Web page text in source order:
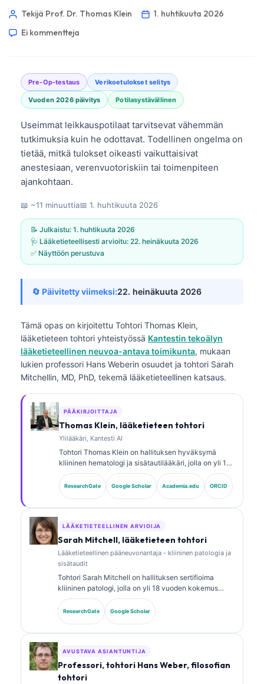
Tekijä Prof. Dr. Thomas Klein
1. huhtikuuta 2026
Ei kommentteja
Pre-Op-testaus Verikoetulokset selitys
Vuoden 2026 päivitys Potilasystävällinen
Useimmat leikkauspotilaat tarvitsevat vähemmän
tutkimuksia kuin he odottavat. Todellinen ongelma on
tietää, mitkä tulokset oikeasti vaikuttaisivat
anestesiaan, verenvuotoriskiin tai toimenpiteen
ajankohtaan.
📖 ~11 minuuttia📅 1. huhtikuuta 2026
📝 Julkaistu: 1. huhtikuuta 2026
🩺 Lääketieteellisesti arvioitu: 22. heinäkuuta 2026
✅ Näyttöön perustuva
🔄 Päivitetty viimeksi:22. heinäkuuta 2026
Tämä opas on kirjoitettu Tohtori Thomas Klein,
lääketieteen tohtori yhteistyössä Kantestin tekoälyn
lääketieteellinen neuvoa-antava toimikunta, mukaan
lukien professori Hans Weberin osuudet ja tohtori Sarah
Mitchellin, MD, PhD, tekemä lääketieteellinen katsaus.
PÄÄKIRJOITTAJA
Thomas Klein, lääketieteen tohtori
Ylilääkäri, Kantesti AI
Tohtori Thomas Klein on hallituksen hyväksymä
kliininen hematologi ja sisätautilääkäri, jolla on yli 15
vuoden kokemus laboratoriolääketieteestä ja
tekoälyavusteisesta kliinisestä analyysistä.
Lääketieteellisena johtajana (Chief Medical Officer)
tarkkuutta. Tohtori Klein on julkaissut laajasti
biomarkkereiden tulkinnasta ja
laboratoriolääketieteen aiheista.
ResearchGate Google Scholar Academia.edu ORCID
LÄÄKETIETEELLINEN ARVIOIJA
Sarah Mitchell, lääketieteen tohtori
Lääketieteellinen pääneuvonantaja - kliininen patologia ja
sisätaudit
Tohtori Sarah Mitchell on hallituksen sertifioima
kliininen patologi, jolla on yli 18 vuoden kokemus
laboratoriolääketieteestä ja diagnostisesta
analyysistä. Hänellä on erikoistason sertifikaatit
kliinisen kemian alalta, ja hän on julkaissut laajasti
ResearchGate Google Scholar
AVUSTAVA ASIANTUNTIJA
Professori, tohtori Hans Weber, filosofian
tohtori